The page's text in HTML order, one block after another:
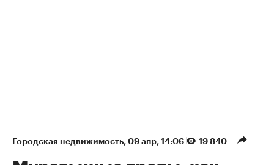
Городская недвижимость 09 апр, 14:06 19 840